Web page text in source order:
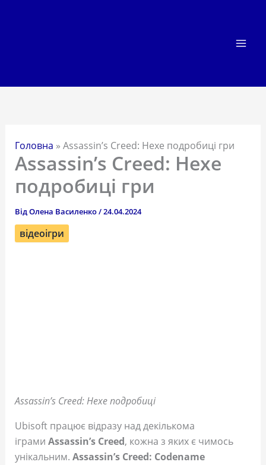
Головна » Assassin’s Creed: Hexe подробиці гри
Assassin’s Creed: Hexe
подробиці гри
ВідОлена Василенко/24.04.2024
відеоігри
Assassin’s Creed: Hexe подробиці
Ubisoft працює відразу над декількома
іграми Assassin’s Creed, кожна з яких є чимось
унікальним. Assassin’s Creed: Codename